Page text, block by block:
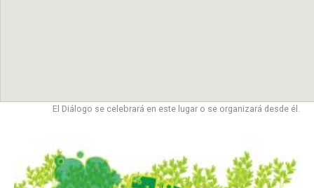
El Diálogo se celebrará en este lugar o se organizará desde él.